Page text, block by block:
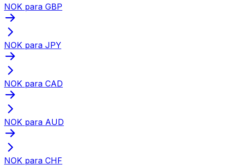
NOK para GBP
NOK para JPY
NOK para CAD
NOK para AUD
NOK para CHF